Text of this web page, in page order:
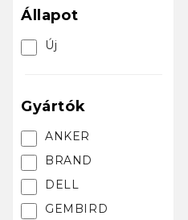
Állapot
Új
Gyártók
ANKER
BRAND
DELL
GEMBIRD